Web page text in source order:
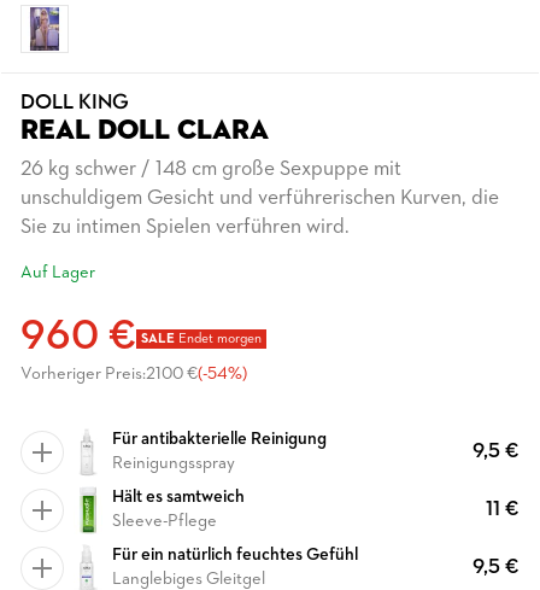
DOLL KING
REAL DOLL CLARA
26 kg schwer / 148 cm große Sexpuppe mit
unschuldigem Gesicht und verführerischen Kurven, die
Sie zu intimen Spielen verführen wird.
Auf Lager
960 € SALE Endet morgen
Vorheriger Preis:2100 €(-54%)
Für antibakterielle Reinigung
Reinigungsspray
9,5 €
Hält es samtweich
Sleeve-Pflege
11 €
Für ein natürlich feuchtes Gefühl
Langlebiges Gleitgel
9,5 €